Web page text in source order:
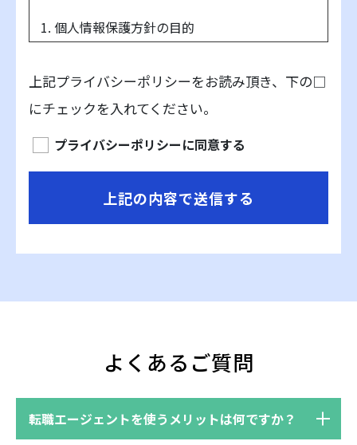
個人情報保護方針の目的
メントシステム」を策定し、全従業員に周知
徹底すると共に、これを実施し、維持し、改
努めます。
個人情報の取扱いについて
弊社は、職業紹介事業に関する個人情報の取
扱いについて、業務実態に応じた個人情報保
規程に従い適切かつ慎重に取り扱います。
る際には、本人に対し利用目的を明確に定め
て通知又は公表し、その目的の達成に必要な
限度において適法かつ公正な手段を用いま
す。 また、本人より直接書面によって個人情
上記プライバシーポリシーをお読み頂き、下の□
にチェックを入れてください。
プライバシーポリシーに同意する
よくあるご質問
転職エージェントを使うメリットは何ですか？